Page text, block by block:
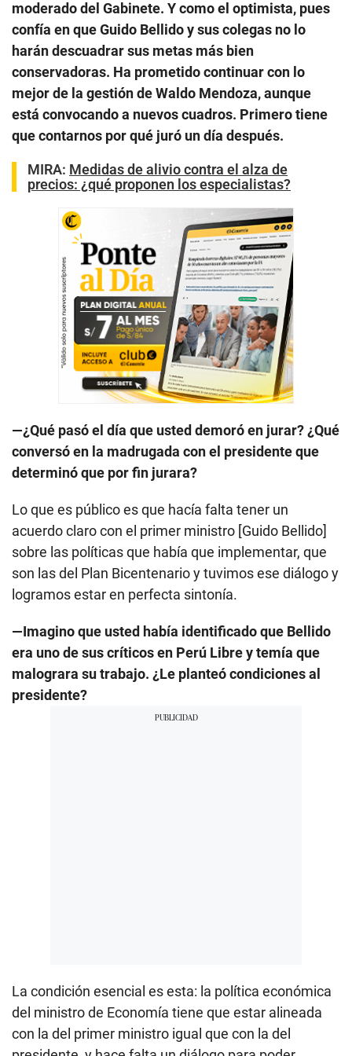
moderado del Gabinete. Y como el optimista, pues
confía en que Guido Bellido y sus colegas no lo
harán descuadrar sus metas más bien
conservadoras. Ha prometido continuar con lo
mejor de la gestión de Waldo Mendoza, aunque
está convocando a nuevos cuadros. Primero tiene
que contarnos por qué juró un día después.
MIRA: Medidas de alivio contra el alza de
precios: ¿qué proponen los especialistas?
—¿Qué pasó el día que usted demoró en jurar? ¿Qué
conversó en la madrugada con el presidente que
determinó que por fin jurara?
Lo que es público es que hacía falta tener un
acuerdo claro con el primer ministro [Guido Bellido]
sobre las políticas que había que implementar, que
son las del Plan Bicentenario y tuvimos ese diálogo y
logramos estar en perfecta sintonía.
—Imagino que usted había identificado que Bellido
era uno de sus críticos en Perú Libre y temía que
malograra su trabajo. ¿Le planteó condiciones al
presidente?
La condición esencial es esta: la política económica
del ministro de Economía tiene que estar alineada
con la del primer ministro igual que con la del